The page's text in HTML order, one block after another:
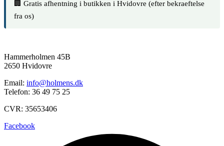
🏢 Gratis afhentning i butikken i Hvidovre (efter bekraeftelse
fra os)
Hammerholmen 45B
2650 Hvidovre
Email: info@holmens.dk
Telefon: 36 49 75 25
CVR: 35653406
Facebook